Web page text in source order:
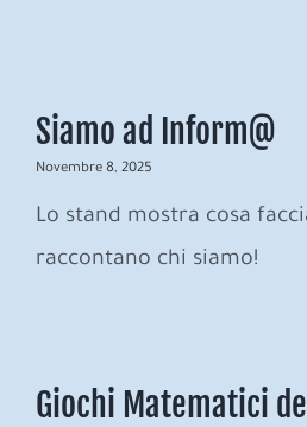
Siamo ad Inform@
Novembre 8, 2025
Lo stand mostra cosa
raccontano chi siamo!
Giochi Matematici del